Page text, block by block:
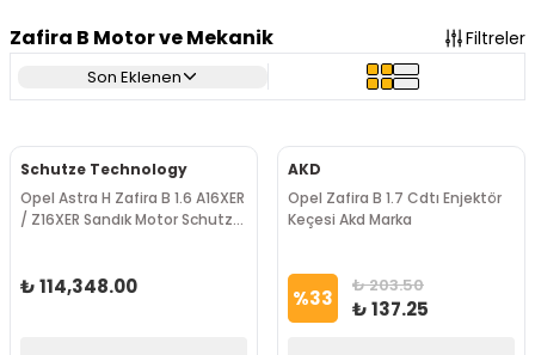
Zafira B Motor ve Mekanik Filtreler
Son Eklenen
Schutze Technology
Opel Astra H Zafira B 1.6 A16XER
/ Z16XER Sandık Motor Schutze
₺ 114,348.00
AKD
Opel Zafira B 1.7 Cdtı Enjektör
Keçesi Akd Marka
%33 ₺ 203.50
₺ 137.25